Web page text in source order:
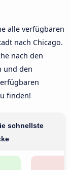
alle verfügbaren
nach Chicago.
nach den
und den
finden!
schnellste